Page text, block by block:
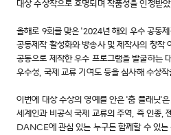
대상 수상작으로 호명되며 작품성을 인정받
올해로 9회를 맞은 '2024년 해외 우수 공동
공동제작 활성화와 방송사 및 제작사의 창작
공동으로 제작한 우수 프로그램을 발굴하는
우수성, 국제 교류 기여도 등을 심사해 수상
이번에 대상 수상의 영예를 안은 '춤 플래닛
세계인과 비공식 국제 교류의 주역, 즉 인종,
DANCE에 관심 있는 누구든 함께할 수 있